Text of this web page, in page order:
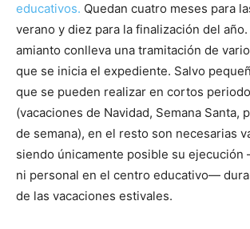
educativos. Quedan cuatro meses para
verano y diez para la finalización del
amianto conlleva una tramitación de
que se inicia el expediente. Salvo
que se pueden realizar en cortos
(vacaciones de Navidad, Semana Santa,
de semana), en el resto son necesarias
siendo únicamente posible su ejecución
ni personal en el centro educativo—
de las vacaciones estivales.